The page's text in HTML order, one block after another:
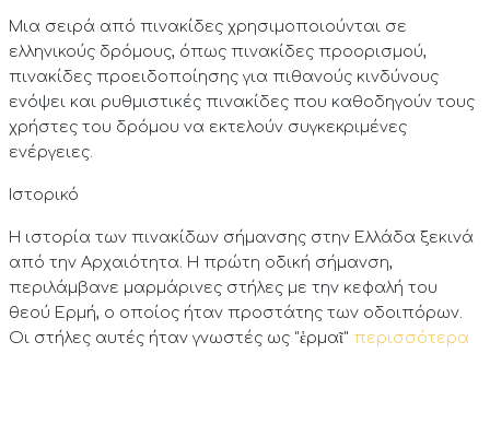
Μια σειρά από πινακίδες χρησιμοποιούνται σε
ελληνικούς δρόμους, όπως πινακίδες προορισμού,
πινακίδες προειδοποίησης για πιθανούς κινδύνους
ενόψει και ρυθμιστικές πινακίδες που καθοδηγούν τους
χρήστες του δρόμου να εκτελούν συγκεκριμένες
ενέργειες.
Ιστορικό
Η ιστορία των πινακίδων σήμανσης στην Ελλάδα ξεκινά
από την Αρχαιότητα. Η πρώτη οδική σήμανση,
περιλάμβανε μαρμάρινες στήλες με την κεφαλή του
θεού Ερμή, ο οποίος ήταν προστάτης των οδοιπόρων.
Οι στήλες αυτές ήταν γνωστές ως "ἑρμαῖ" περισσότερα